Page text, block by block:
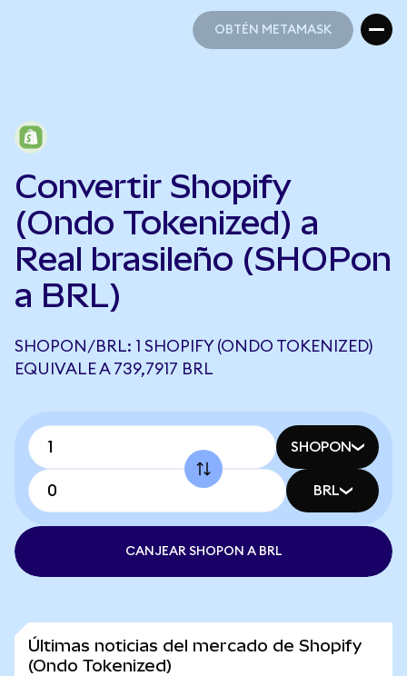
OBTÉN METAMASK
Convertir Shopify
(Ondo Tokenized) a
Real brasileño (SHOPon
a BRL)
SHOPON/BRL: 1 SHOPIFY (ONDO TOKENIZED)
EQUIVALE A 739,7917 BRL
SHOPON
BRL
CANJEAR SHOPON A BRL
Últimas noticias del mercado de Shopify
(Ondo Tokenized)